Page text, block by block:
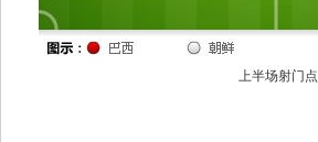
上半场射门点